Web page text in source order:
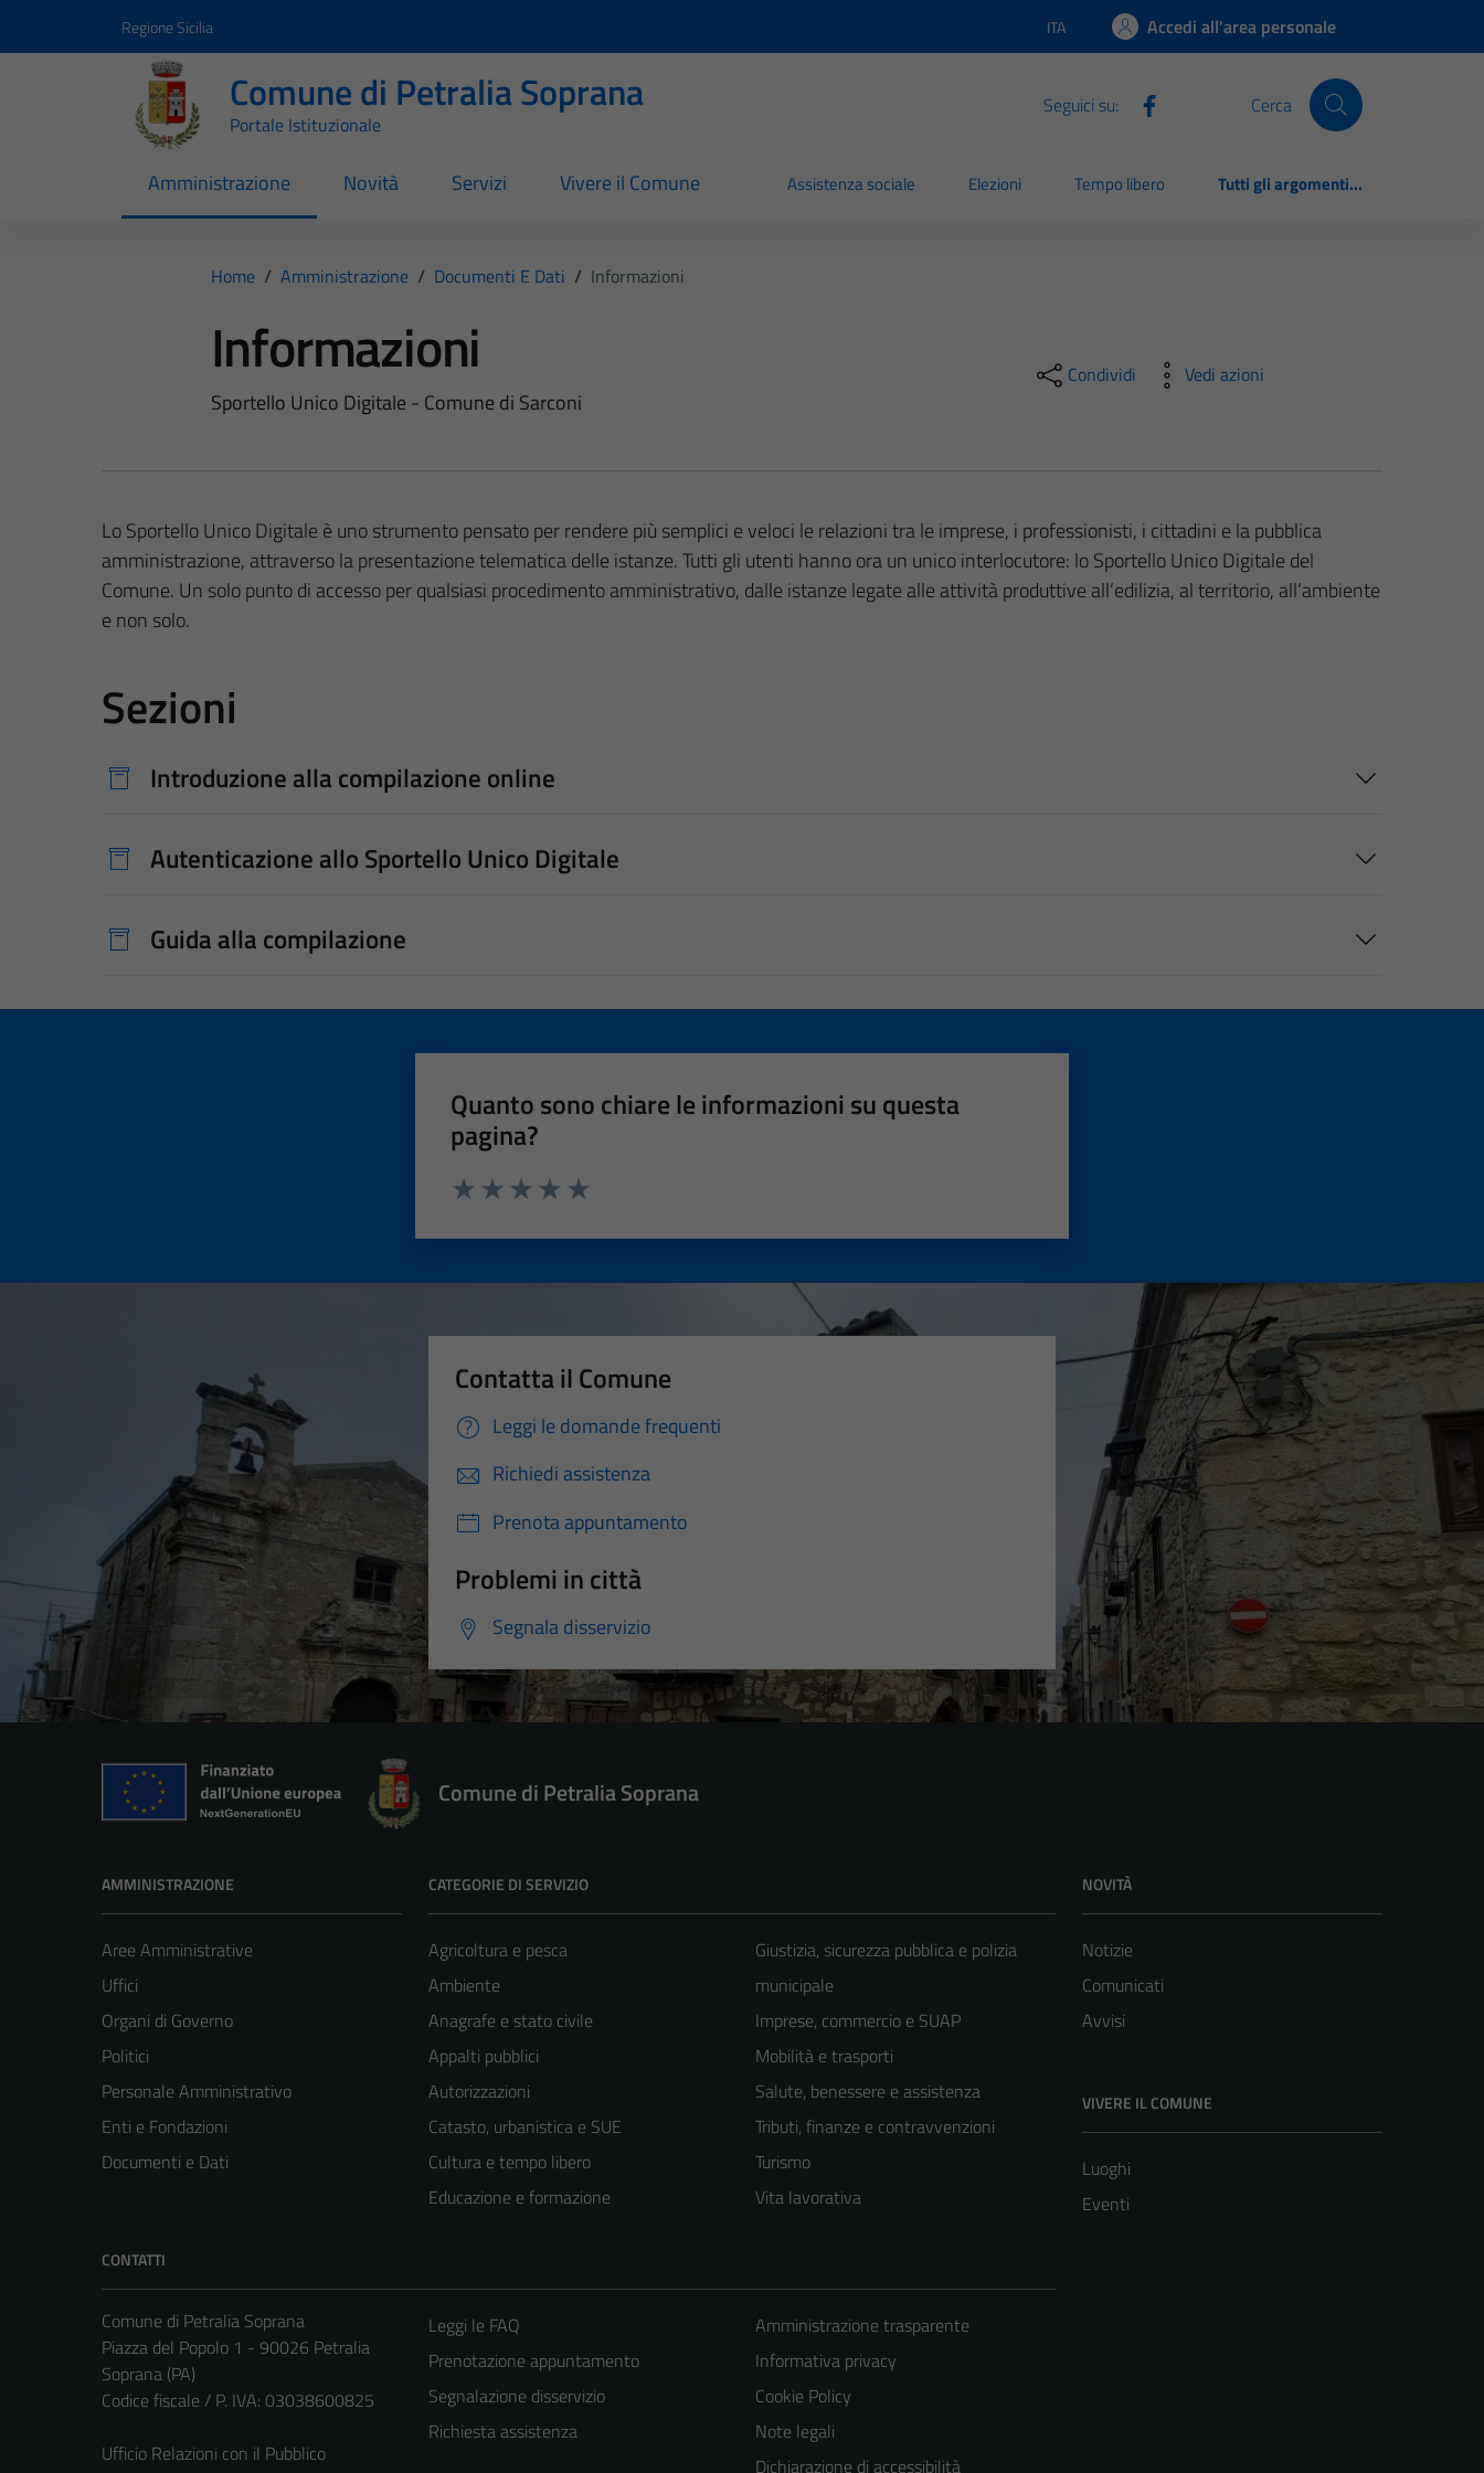
Regione Sicilia Lingua attiva:
ITA Accedi all'area personale
Comune di Petralia Soprana
Portale Istituzionale
Seguici su: Cerca
Amministrazione Novità Servizi Vivere il Comune Assistenza sociale Elezioni Tempo libero Tutti gli argomenti...
Home / Amministrazione / Documenti E Dati / Informazioni
Informazioni
Sportello Unico Digitale - Comune di Sarconi
Condividi Vedi azioni
Lo Sportello Unico Digitale è uno strumento pensato per rendere più semplici e veloci le relazioni tra le imprese, i professionisti, i cittadini e la pubblica
amministrazione, attraverso la presentazione telematica delle istanze. Tutti gli utenti hanno ora un unico interlocutore: lo Sportello Unico Digitale del
Comune. Un solo punto di accesso per qualsiasi procedimento amministrativo, dalle istanze legate alle attività produttive all’edilizia, al territorio, all’ambiente
e non solo.
Sezioni
Introduzione alla compilazione online
Autenticazione allo Sportello Unico Digitale
Guida alla compilazione
Quanto sono chiare le informazioni su questa
pagina?
Contatta il Comune
Leggi le domande frequenti
Richiedi assistenza
Prenota appuntamento
Problemi in città
Segnala disservizio
Comune di Petralia Soprana
AMMINISTRAZIONE
Aree Amministrative
Uffici
Organi di Governo
Politici
Personale Amministrativo
Enti e Fondazioni
Documenti e Dati
CATEGORIE DI SERVIZIO
Agricoltura e pesca
Ambiente
Anagrafe e stato civile
Appalti pubblici
Autorizzazioni
Catasto, urbanistica e SUE
Cultura e tempo libero
Educazione e formazione
Giustizia, sicurezza pubblica e polizia
municipale
Imprese, commercio e SUAP
Mobilità e trasporti
Salute, benessere e assistenza
Tributi, finanze e contravvenzioni
Turismo
Vita lavorativa
NOVITÀ
Notizie
Comunicati
Avvisi
VIVERE IL COMUNE
Luoghi
Eventi
CONTATTI
Comune di Petralia Soprana
Piazza del Popolo 1 - 90026 Petralia
Soprana (PA)
Codice fiscale / P. IVA: 03038600825
Ufficio Relazioni con il Pubblico
Leggi le FAQ
Prenotazione appuntamento
Segnalazione disservizio
Richiesta assistenza
Amministrazione trasparente
Informativa privacy
Cookie Policy
Note legali
Dichiarazione di accessibilità